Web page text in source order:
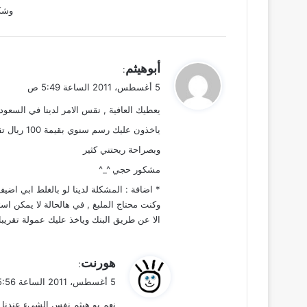
ي
ل
أبوهيثم:
5 أغسطس، 2011 الساعة 5:49 ص
يعطيك العافية , نقس الامر لدينا في
ياخذون عليك رسم سنوي بقيمة 100 ريال تقريبا 7 دنانير وميتين فلس << هاه وش رايك بالدقة 😀
وبصراحة ريحتني كثير
مشكور حجي ^_^
* اضافة : المشكلة لدينا لو بالغلط ابي اضيف مبلغ مثلا 10 دننانير واضفت
وكنت محتاج الملبغ , في هالحالة لا يمكن
الا عن طريق البنك وياخذ عليك عمولة تقريبا 4 دننانير
هورنت:
5 أغسطس، 2011 الساعة 5:56 ص
نعم بو هيثم نفس الشيء